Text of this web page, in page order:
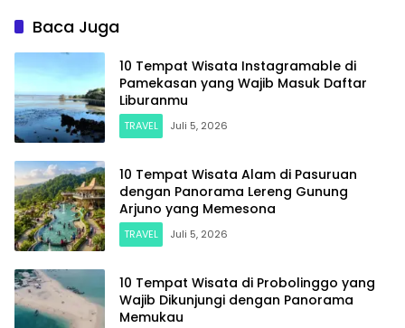
Baca Juga
10 Tempat Wisata Instagramable di
Pamekasan yang Wajib Masuk Daftar
Liburanmu
TRAVEL Juli 5, 2026
10 Tempat Wisata Alam di Pasuruan
dengan Panorama Lereng Gunung
Arjuno yang Memesona
TRAVEL Juli 5, 2026
10 Tempat Wisata di Probolinggo yang
Wajib Dikunjungi dengan Panorama
Memukau